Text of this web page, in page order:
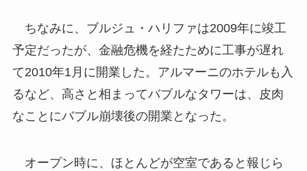
ちなみに、ブルジュ・ハリファは2009年に竣工
予定だったが、金融危機を経たために工事が遅れ
て2010年1月に開業した。アルマーニのホテルも入
るなど、高さと相まってバブルなタワーは、皮肉
なことにバブル崩壊後の開業となった。
オープン時に、ほとんどが空室であると報じら